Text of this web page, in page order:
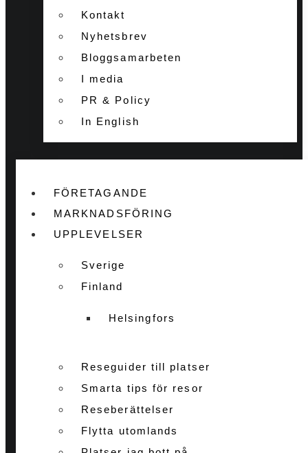
Kontakt
Nyhetsbrev
Bloggsamarbeten
I media
PR & Policy
In English
FÖRETAGANDE
MARKNADSFÖRING
UPPLEVELSER
Sverige
Finland
Helsingfors
Reseguider till platser
Smarta tips för resor
Reseberättelser
Flytta utomlands